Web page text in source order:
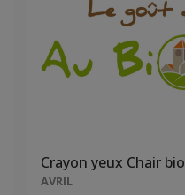
Crayon yeux Chair bio
AVRIL